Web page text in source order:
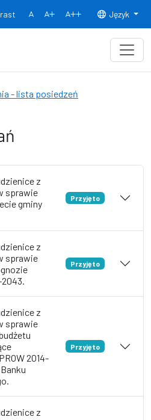
Normalny rozmiar czcionki
Rozmiar czcionki 150% Rozmiar
Język
- lista posiedzeń
z
sprawie
gminy
Przyjęto
z
sprawie
Przyjęto
z
sprawie
2014-
Przyjęto
z